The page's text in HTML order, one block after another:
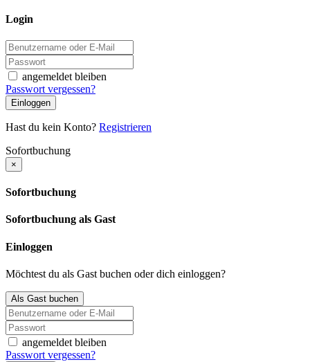
Login
angemeldet bleiben
Passwort vergessen?
Einloggen
Hast du kein Konto? Registrieren
Sofortbuchung
×
Sofortbuchung
Sofortbuchung als Gast
Einloggen
Möchtest du als Gast buchen oder dich einloggen?
Als Gast buchen
angemeldet bleiben
Passwort vergessen?